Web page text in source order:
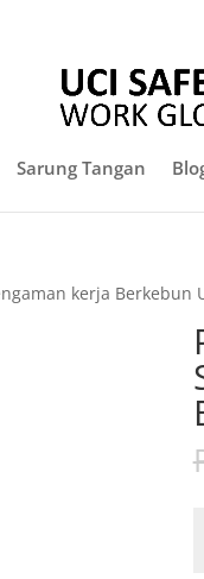
Sarung Tangan
kerja Berkebun